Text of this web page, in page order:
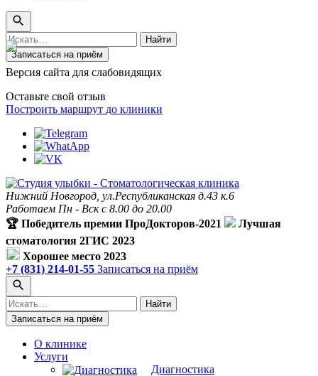
Поиск
по
сайту
Найти
Записаться на приём
Версия сайта для слабовидящих
Оставьте свой отзыв
Построить маршрут до клиники
Нижний Новгород, ул.Республиканская д.43 к.6
Работаем Пн - Вск с 8.00 до 20.00
🏆 Победитель премии ПроДокторов-2021
Лучшая
стоматология 2ГИС 2023
Хорошее место 2023
+7 (831) 214-01-55 Записаться на приём
Поиск
по
сайту
Найти
Записаться на приём
О клинике
Услуги
Диагностика